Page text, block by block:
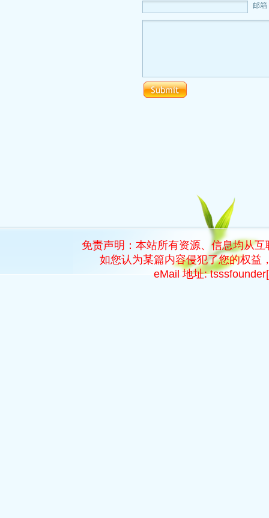
邮箱
免责声明：本站所有资源、信息均从
如您认为某篇内容侵犯了您的权益
eMail 地址: